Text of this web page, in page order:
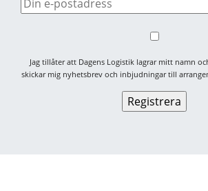
Jag tillåter att Dagens Logistik lagrar mitt namn
skickar mig nyhetsbrev och inbjudningar till